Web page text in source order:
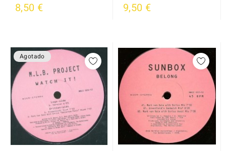
8,50 € 9,50 €
Agotado